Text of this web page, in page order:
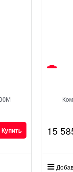
Купить 15